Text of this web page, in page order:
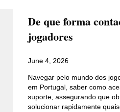
De que forma
jogadores
June 4, 2026
Navegar pelo mundo dos
em Portugal, saber como
suporte, assegurando que
solucionar rapidamente